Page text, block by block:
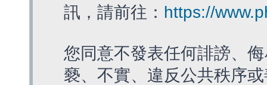
訊，請前往： https://
您同意不發表任何誹謗、
褻、不實、違反公共秩序